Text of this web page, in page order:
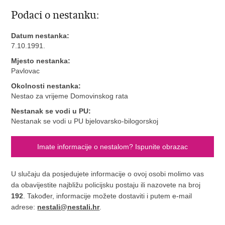
Podaci o nestanku:
Datum nestanka:
7.10.1991.
Mjesto nestanka:
Pavlovac
Okolnosti nestanka:
Nestao za vrijeme Domovinskog rata
Nestanak se vodi u PU:
Nestanak se vodi u PU bjelovarsko-bilogorskoj
Imate informacije o nestalom? Ispunite obrazac
U slučaju da posjedujete informacije o ovoj osobi molimo vas
da obavijestite najbližu policijsku postaju ili nazovete na broj
192. Također, informacije možete dostaviti i putem e-mail
adrese: nestali@nestali.hr.